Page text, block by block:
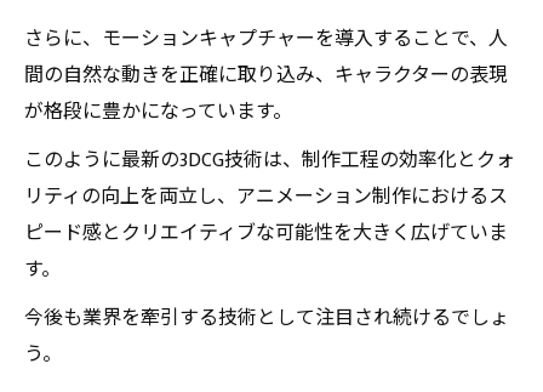
さらに、モーションキャプチャーを導入することで、人
間の自然な動きを正確に取り込み、キャラクターの表現
が格段に豊かになっています。
このように最新の3DCG技術は、制作工程の効率化とクォ
リティの向上を両立し、アニメーション制作におけるス
ピード感とクリエイティブな可能性を大きく広げていま
す。
今後も業界を牽引する技術として注目され続けるでしょ
う。